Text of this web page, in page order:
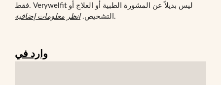
فقط. Verywelfit ليس بديلاً عن المشورة الطبية أو العلاج أو
التشخيص.انظر معلومات إضافية .
وارد في